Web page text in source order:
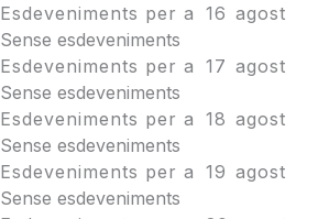
Esdeveniments per a 16 agost
Sense esdeveniments
Esdeveniments per a 17 agost
Sense esdeveniments
Esdeveniments per a 18 agost
Sense esdeveniments
Esdeveniments per a 19 agost
Sense esdeveniments